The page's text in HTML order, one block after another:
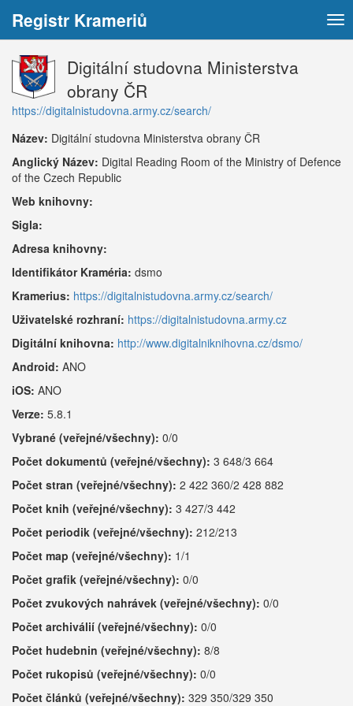
Registr Krameriů
Digitální studovna Ministerstva
obrany ČR
https://digitalnistudovna.army.cz/search/
Název: Digitální studovna Ministerstva obrany ČR
Anglický Název: Digital Reading Room of the Ministry of Defence
of the Czech Republic
Web knihovny:
Sigla:
Adresa knihovny:
Identifikátor Kraméria: dsmo
Kramerius: https://digitalnistudovna.army.cz/search/
Uživatelské rozhraní: https://digitalnistudovna.army.cz
Digitální knihovna: http://www.digitalniknihovna.cz/dsmo/
Android: ANO
iOS: ANO
Verze: 5.8.1
Vybrané (veřejné/všechny): 0/0
Počet dokumentů (veřejné/všechny): 3 648/3 664
Počet stran (veřejné/všechny): 2 422 360/2 428 882
Počet knih (veřejné/všechny): 3 427/3 442
Počet periodik (veřejné/všechny): 212/213
Počet map (veřejné/všechny): 1/1
Počet grafik (veřejné/všechny): 0/0
Počet zvukových nahrávek (veřejné/všechny): 0/0
Počet archiválií (veřejné/všechny): 0/0
Počet hudebnin (veřejné/všechny): 8/8
Počet rukopisů (veřejné/všechny): 0/0
Počet článků (veřejné/všechny): 329 350/329 350